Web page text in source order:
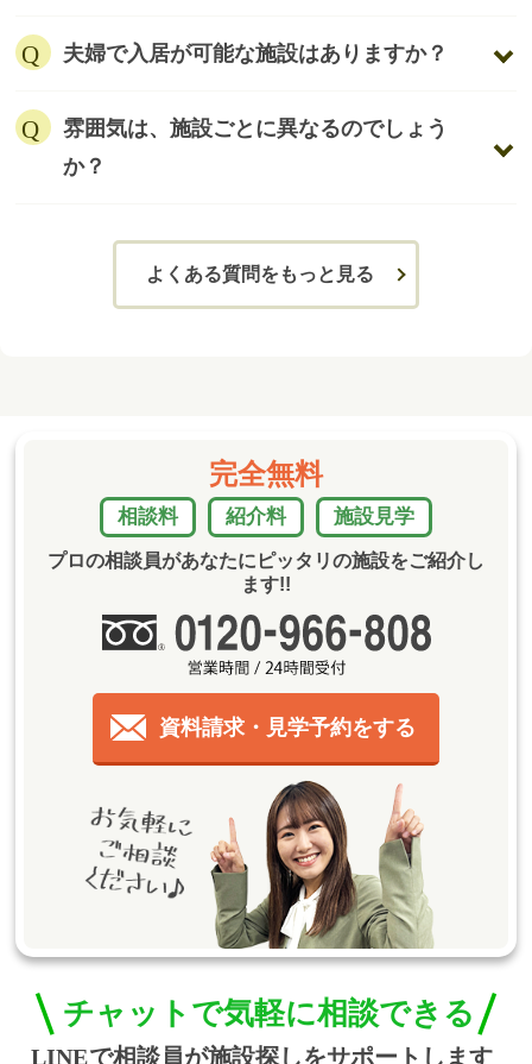
夫婦で入居が可能な施設はありますか？
雰囲気は、施設ごとに異なるのでしょう
か？
よくある質問をもっと見る
完全無料
相談料 紹介料 施設見学
プロの相談員があなたにピッタリの施設をご紹介し
ます!!
資料請求・見学予約をする